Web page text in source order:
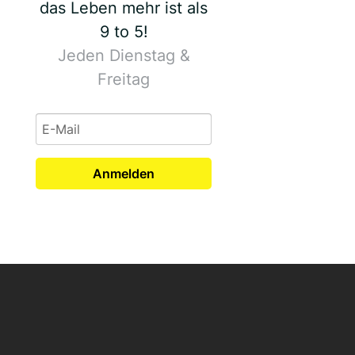
das Leben mehr ist als
9 to 5!
Jeden Dienstag &
Freitag
Anmelden